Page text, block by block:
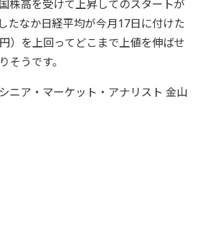
株高を受けて上昇してのスタートが
たなか日経平均が今月17日に付けた
）を上回ってどこまで上値を伸ばせ
そうです。
ニア・マーケット・アナリスト 金山